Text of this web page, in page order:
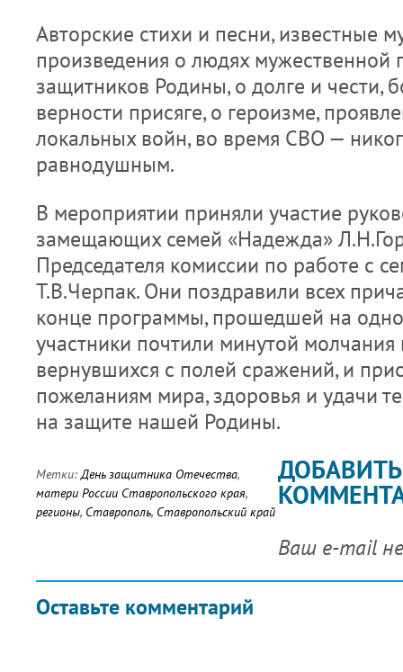
Авторские стихи и песни, известные
произведения о людях мужественной
защитников Родины, о долге и чести,
верности присяге, о героизме,
локальных войн, во время СВО —
равнодушным.
В мероприятии приняли участие
замещающих семей «Надежда»
Председателя комиссии по работе с
Т.В.Черпак. Они поздравили всех
конце программы, прошедшей на
участники почтили минутой молчания
вернувшихся с полей сражений, и
пожеланиям мира, здоровья и удачи
на защите нашей Родины.
Метки:День защитника Отечества,
матери России Ставропольского края,
регионы, Ставрополь, Ставропольский край
Оставьте комментарий
ДОБАВИТЬ
Ваш e-mail